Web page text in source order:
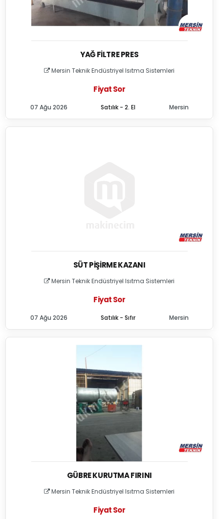
YAĞ FILTRE PRES
Mersin Teknik Endüstriyel Isıtma Sistemleri
Fiyat Sor
Satılık - 2. El
07 Ağu 2026 Mersin
SÜT PIŞIRME KAZANI
Mersin Teknik Endüstriyel Isıtma Sistemleri
Fiyat Sor
Satılık - Sıfır
07 Ağu 2026 Mersin
GÜBRE KURUTMA FIRINI
Mersin Teknik Endüstriyel Isıtma Sistemleri
Fiyat Sor